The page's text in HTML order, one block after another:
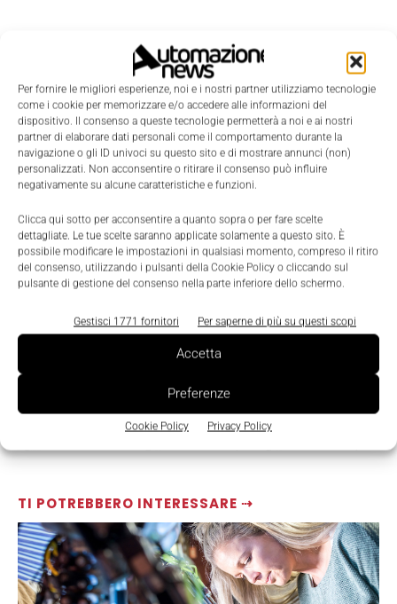
Per fornire le migliori esperienze, noi e i nostri partner utilizziamo tecnologie
come i cookie per memorizzare e/o accedere alle informazioni del
dispositivo. Il consenso a queste tecnologie permetterà a noi e ai nostri
partner di elaborare dati personali come il comportamento durante la
navigazione o gli ID univoci su questo sito e di mostrare annunci (non)
personalizzati. Non acconsentire o ritirare il consenso può influire
negativamente su alcune caratteristiche e funzioni.
Clicca qui sotto per acconsentire a quanto sopra o per fare scelte
dettagliate. Le tue scelte saranno applicate solamente a questo sito. È
possibile modificare le impostazioni in qualsiasi momento, compreso il ritiro
del consenso, utilizzando i pulsanti della Cookie Policy o cliccando sul
pulsante di gestione del consenso nella parte inferiore dello schermo.
Gestisci 1771 fornitori Per saperne di più su questi scopi
Accetta
Preferenze
Cookie Policy Privacy Policy
LEGGI LA RIVISTA ⇢
TI POTREBBERO INTERESSARE ⇢